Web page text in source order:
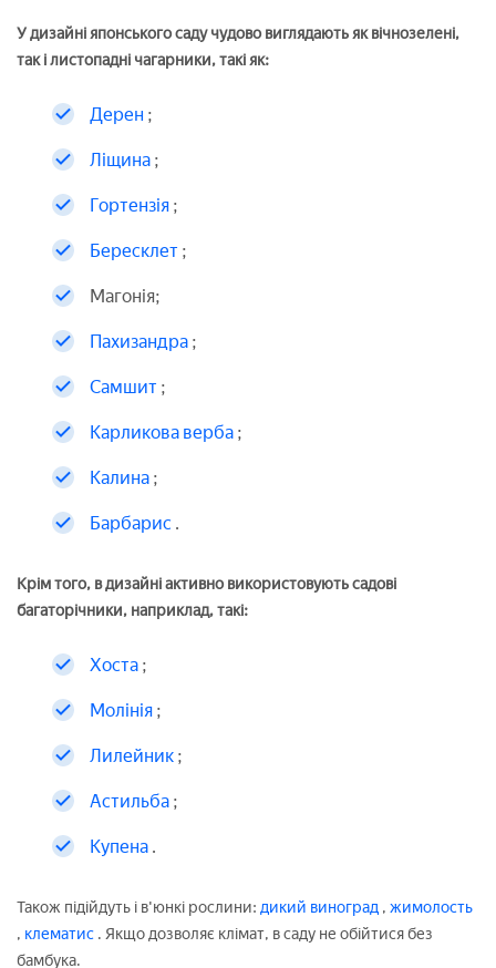
У дизайні японського саду чудово виглядають як вічнозелені,
так і листопадні чагарники, такі як:
Дерен ;
Ліщина ;
Гортензія ;
Бересклет ;
Магонія;
Пахизандра ;
Самшит ;
Карликова верба ;
Калина ;
Барбарис .
Крім того, в дизайні активно використовують садові
багаторічники, наприклад, такі:
Хоста ;
Молінія ;
Лилейник ;
Астильба ;
Купена .
Також підійдуть і в'юнкі рослини: дикий виноград , жимолость
, клематис . Якщо дозволяє клімат, в саду не обійтися без
бамбука.